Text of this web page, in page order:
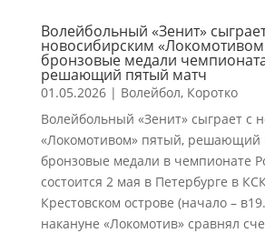
Волейбольный «Зенит»
новосибирским «Локомотивом
бронзовые медали
решающий пятый матч
01.05.2026| Волейбол, Коротко
Волейбольный «Зенит» сыграет с
«Локомотивом» пятый, решающий
бронзовые медали в чемпионате
состоится 2 мая в Петербурге в
Крестовском острове (начало –
накануне «Локомотив» сравнял